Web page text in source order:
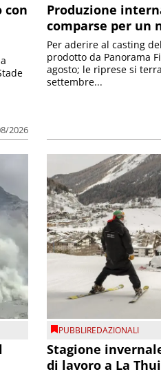
con
2026
Produzione
comparse per un
Per aderire al casting
prodotto da Panorama
agosto; le riprese si
settembre...
PUBBLIREDAZIONALI
Stagione
di lavoro a La